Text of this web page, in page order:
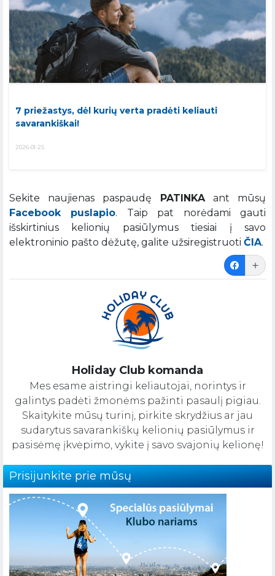
7 priežastys, dėl kurių verta pradėti keliauti
savarankiškai!
2026-01-25
Sekite naujienas paspaudę PATINKAant mūsų
Facebook puslapio. Taip pat norėdami gauti
išskirtinius kelionių pasiūlymus tiesiai į savo
elektroninio pašto dėžutę, galite užsiregistruoti ČIA.
Holiday Club komanda
Mes esame aistringi keliautojai, norintys ir
galintys padėti žmonėms pažinti pasaulį pigiau.
Skaitykite mūsų turinį, pirkite skrydžius ar jau
sudarytus savarankiškų kelionių pasiūlymus ir
pasisėmę įkvėpimo, vykite į savo svajonių kelionę!
Prisijunkite prie mūsų